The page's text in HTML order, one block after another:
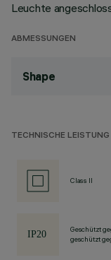
Leuchte
ABMESSUNGEN
Shape
TECHNISCHE LEISTUNG
Class II
Geschützt
geschützt